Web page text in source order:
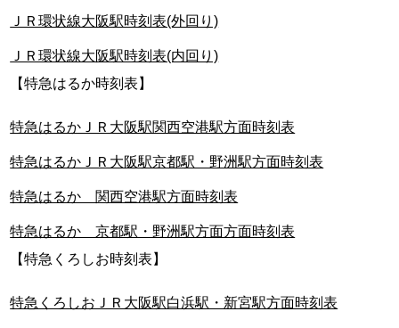
ＪＲ環状線大阪駅時刻表(外回り)
ＪＲ環状線大阪駅時刻表(内回り)
【特急はるか時刻表】
特急はるかＪＲ大阪駅関西空港駅方面時刻表
特急はるかＪＲ大阪駅京都駅・野洲駅方面時刻表
特急はるか 関西空港駅方面時刻表
特急はるか 京都駅・野洲駅方面方面時刻表
【特急くろしお時刻表】
特急くろしおＪＲ大阪駅白浜駅・新宮駅方面時刻表